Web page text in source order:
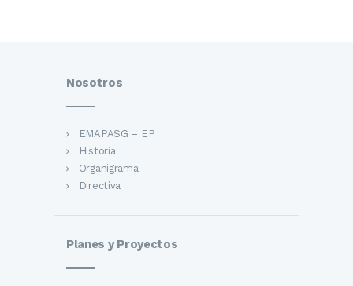
Nosotros
EMAPASG – EP
Historia
Organigrama
Directiva
Planes y Proyectos